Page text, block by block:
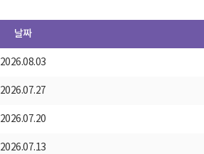
날짜
2026.08.03
2026.07.27
2026.07.20
2026.07.13